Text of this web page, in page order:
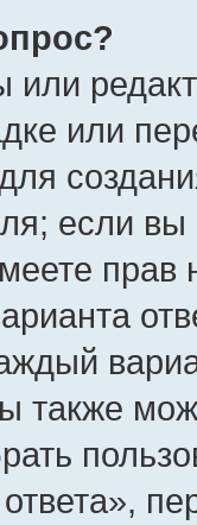
или
или
если
прав
также